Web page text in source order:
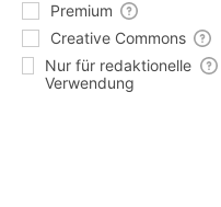
Premium
Creative Commons
Nur für redaktionelle
Verwendung